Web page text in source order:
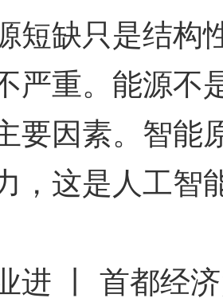
缺只是结构
严重。能源不
要因素。智能
，这是人工智
丨 首都经济